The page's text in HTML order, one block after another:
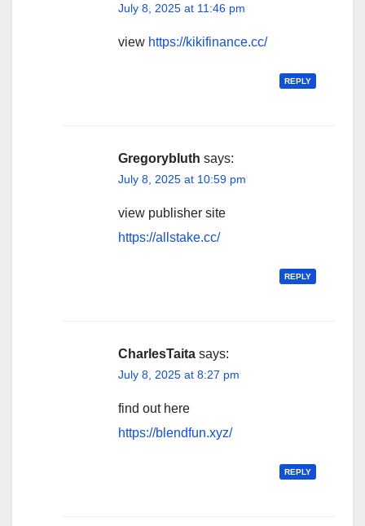
July 8, 2025 at 11:46 pm
view https://kikifinance.cc/
REPLY
Gregorybluth says:
July 8, 2025 at 10:59 pm
view publisher site
https://allstake.cc/
REPLY
CharlesTaita says:
July 8, 2025 at 8:27 pm
find out here
https://blendfun.xyz/
REPLY